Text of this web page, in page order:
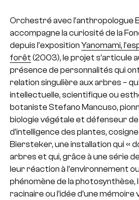
Orchestré avec l’anthropologue
accompagne la curiosité de la
depuis l’exposition Yanomami,
forêt (2003), le projet s’articule
présence de personnalités qui
relation singulière aux arbres –
intellectuelle, scientifique ou
botaniste Stefano Mancuso,
biologie végétale et défenseur de
d’intelligence des plantes,
Biersteker, une installation qui «
arbres et qui, grâce à une série
leur réaction à l’environnement
phénomène de la photosynthèse,
racinaire ou l’idée d’une